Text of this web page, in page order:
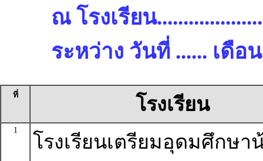
ณ โรงเรียน
ระหว่าง วันที่ ...... เดือ
ที่ โรงเรียน
1
โรงเรียนเตรียมอุดมศึกษา